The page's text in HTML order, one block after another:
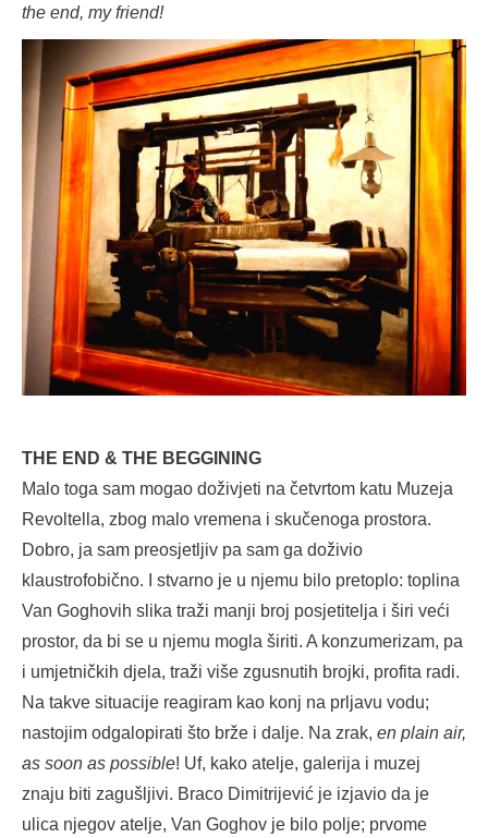
the end, my friend!
THE END & THE BEGGINING
Malo toga sam mogao doživjeti na četvrtom katu Muzeja
Revoltella, zbog malo vremena i skučenoga prostora.
Dobro, ja sam preosjetljiv pa sam ga doživio
klaustrofobično. I stvarno je u njemu bilo pretoplo: toplina
Van Goghovih slika traži manji broj posjetitelja i širi veći
prostor, da bi se u njemu mogla širiti. A konzumerizam, pa
i umjetničkih djela, traži više zgusnutih brojki, profita radi.
Na takve situacije reagiram kao konj na prljavu vodu;
nastojim odgalopirati što brže i dalje. Na zrak, en plain air,
as soon as possible! Uf, kako atelje, galerija i muzej
znaju biti zagušljivi. Braco Dimitrijević je izjavio da je
ulica njegov atelje, Van Goghov je bilo polje; prvome